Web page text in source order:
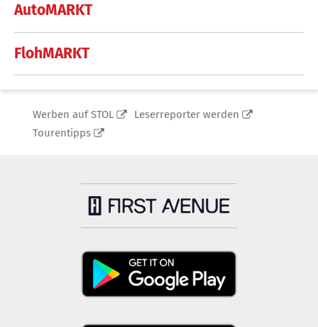
AutoMARKT
FlohMARKT
Werben auf STOL
Leserreporter werden
Tourentipps